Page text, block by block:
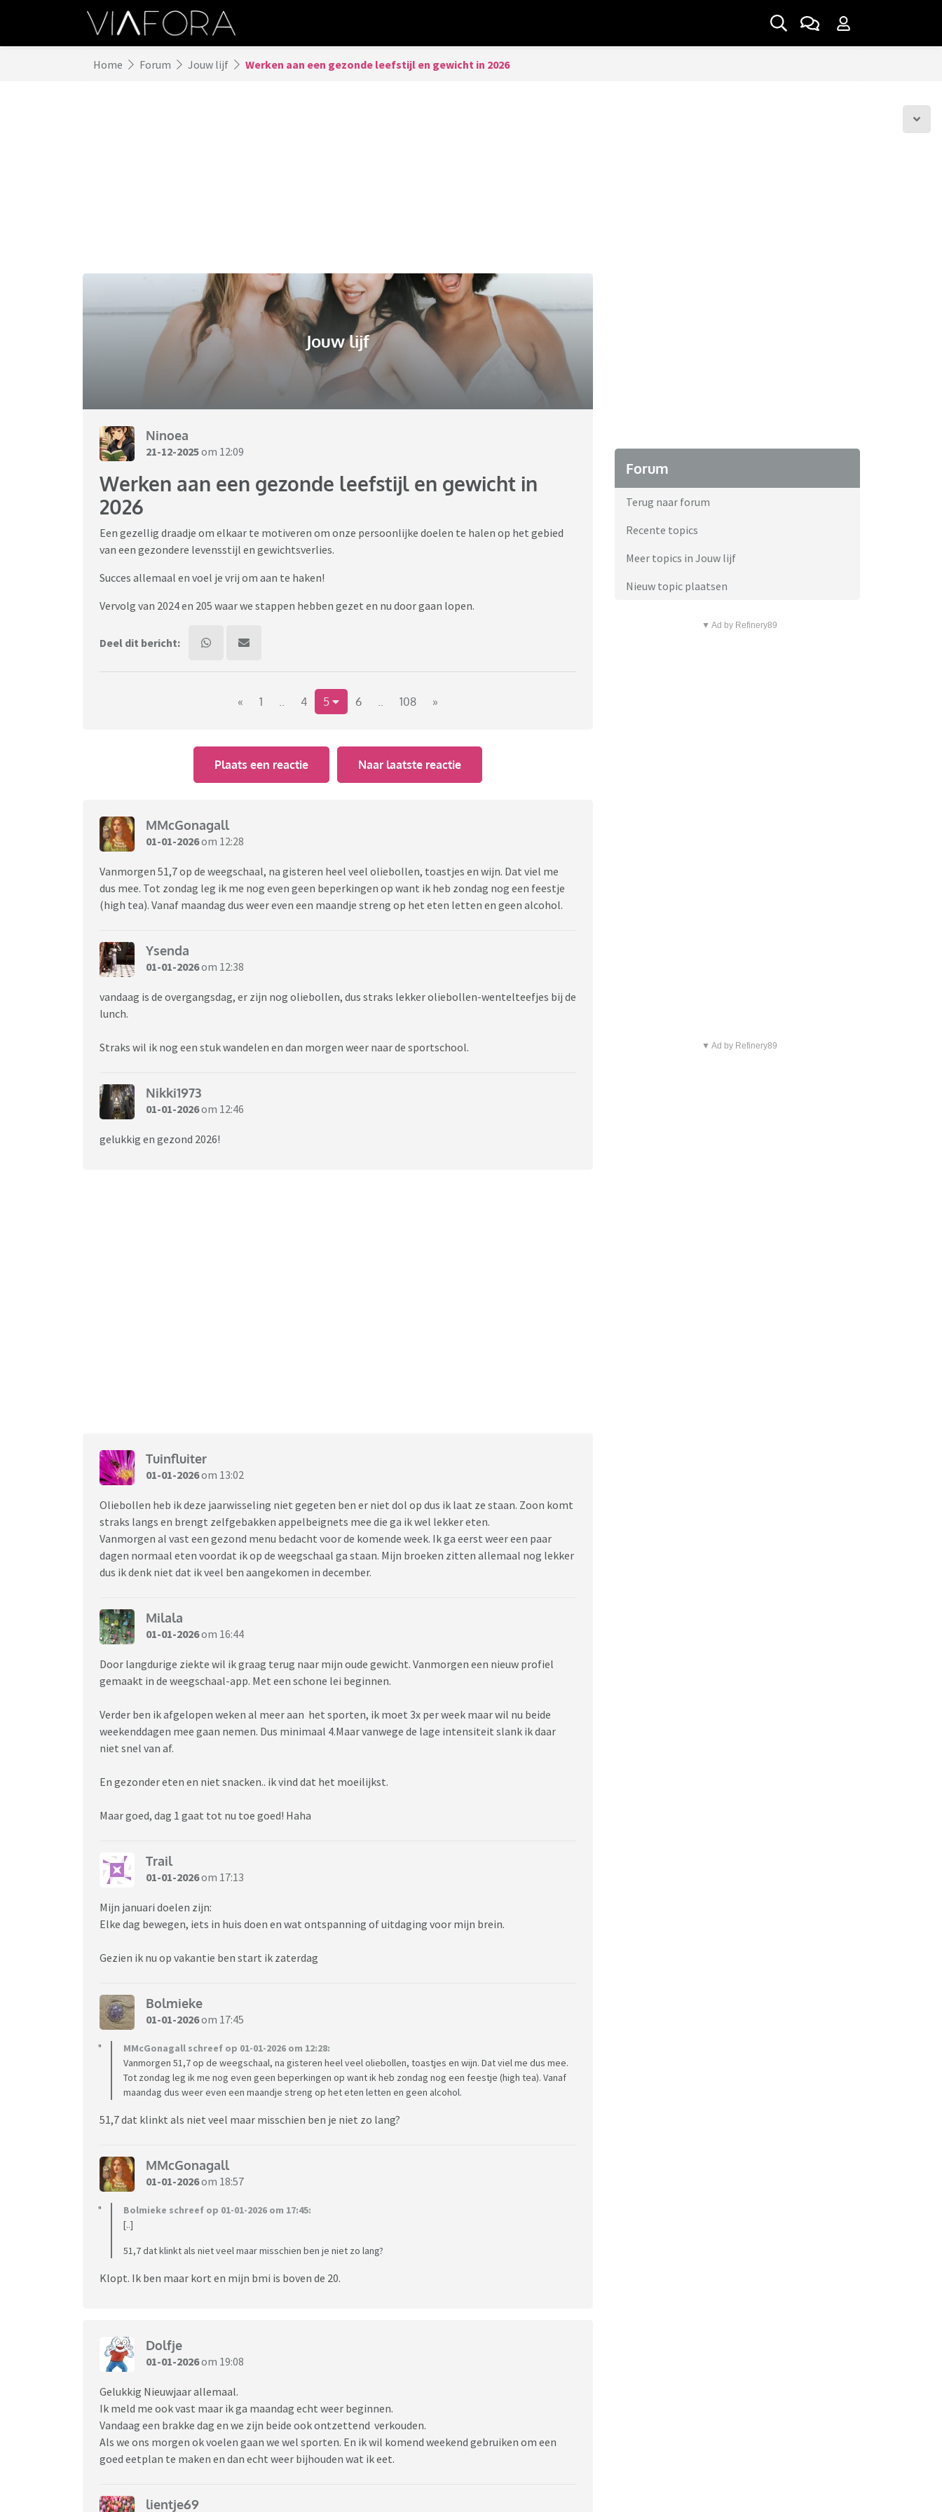
Home Forum Jouw lijf Werken aan een gezonde leefstijl en gewicht in 2026
Jouw lijf
Ninoea
21-12-2025om 12:09
Werken aan een gezonde leefstijl en gewicht in
2026
Een gezellig draadje om elkaar te motiveren om onze persoonlijke doelen te halen op het gebied
van een gezondere levensstijl en gewichtsverlies.
Succes allemaal en voel je vrij om aan te haken!
Vervolg van 2024 en 205 waar we stappen hebben gezet en nu door gaan lopen.
Deel dit bericht:
« 1 .. 4 5 6 .. 108 »
Plaats een reactie Naar laatste reactie
MMcGonagall
01-01-2026om 12:28
Vanmorgen 51,7 op de weegschaal, na gisteren heel veel oliebollen, toastjes en wijn. Dat viel me
dus mee. Tot zondag leg ik me nog even geen beperkingen op want ik heb zondag nog een feestje
(high tea). Vanaf maandag dus weer even een maandje streng op het eten letten en geen alcohol.
Ysenda
01-01-2026om 12:38
vandaag is de overgangsdag, er zijn nog oliebollen, dus straks lekker oliebollen-wentelteefjes bij de
lunch.
Straks wil ik nog een stuk wandelen en dan morgen weer naar de sportschool.
Nikki1973
01-01-2026om 12:46
gelukkig en gezond 2026!
Tuinfluiter
01-01-2026om 13:02
Oliebollen heb ik deze jaarwisseling niet gegeten ben er niet dol op dus ik laat ze staan. Zoon komt
straks langs en brengt zelfgebakken appelbeignets mee die ga ik wel lekker eten.
Vanmorgen al vast een gezond menu bedacht voor de komende week. Ik ga eerst weer een paar
dagen normaal eten voordat ik op de weegschaal ga staan. Mijn broeken zitten allemaal nog lekker
dus ik denk niet dat ik veel ben aangekomen in december.
Milala
01-01-2026om 16:44
Door langdurige ziekte wil ik graag terug naar mijn oude gewicht. Vanmorgen een nieuw profiel
gemaakt in de weegschaal-app. Met een schone lei beginnen.
Verder ben ik afgelopen weken al meer aan het sporten, ik moet 3x per week maar wil nu beide
weekenddagen mee gaan nemen. Dus minimaal 4.Maar vanwege de lage intensiteit slank ik daar
niet snel van af.
En gezonder eten en niet snacken.. ik vind dat het moeilijkst.
Maar goed, dag 1 gaat tot nu toe goed! Haha
Trail
01-01-2026om 17:13
Mijn januari doelen zijn:
Elke dag bewegen, iets in huis doen en wat ontspanning of uitdaging voor mijn brein.
Gezien ik nu op vakantie ben start ik zaterdag
Bolmieke
01-01-2026om 17:45
MMcGonagall schreef op 01-01-2026 om 12:28:
Vanmorgen 51,7 op de weegschaal, na gisteren heel veel oliebollen, toastjes en wijn. Dat viel me dus mee.
Tot zondag leg ik me nog even geen beperkingen op want ik heb zondag nog een feestje (high tea). Vanaf
maandag dus weer even een maandje streng op het eten letten en geen alcohol.
51,7 dat klinkt als niet veel maar misschien ben je niet zo lang?
MMcGonagall
01-01-2026om 18:57
Bolmieke schreef op 01-01-2026 om 17:45:
[..]
51,7 dat klinkt als niet veel maar misschien ben je niet zo lang?
Klopt. Ik ben maar kort en mijn bmi is boven de 20.
Dolfje
01-01-2026om 19:08
Gelukkig Nieuwjaar allemaal.
Ik meld me ook vast maar ik ga maandag echt weer beginnen.
Vandaag een brakke dag en we zijn beide ook ontzettend verkouden.
Als we ons morgen ok voelen gaan we wel sporten. En ik wil komend weekend gebruiken om een
goed eetplan te maken en dan echt weer bijhouden wat ik eet.
lientje69
Forum
Terug naar forum
Recente topics
Meer topics in Jouw lijf
Nieuw topic plaatsen
▼ Ad by Refinery89
▼ Ad by Refinery89